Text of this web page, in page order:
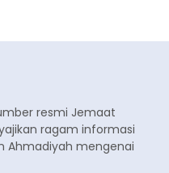
resmi Jemaat
ragam informasi
Ahmadiyah mengenai